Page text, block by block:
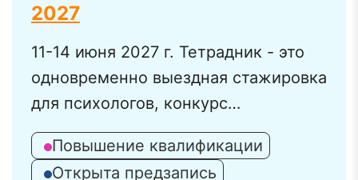
2027
11-14 июня 2027 г. Тетрадник - это
одновременно выездная стажировка
для психологов, конкурс
профессионального мастерства,
профессиональная тусовка и кайф
Повышение квалификации
Открыта предзапись